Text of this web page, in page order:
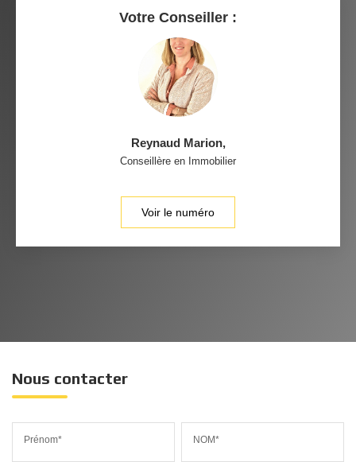
Votre Conseiller :
Reynaud Marion,
Conseillère en Immobilier
Voir le numéro
Nous contacter
Prénom* NOM*